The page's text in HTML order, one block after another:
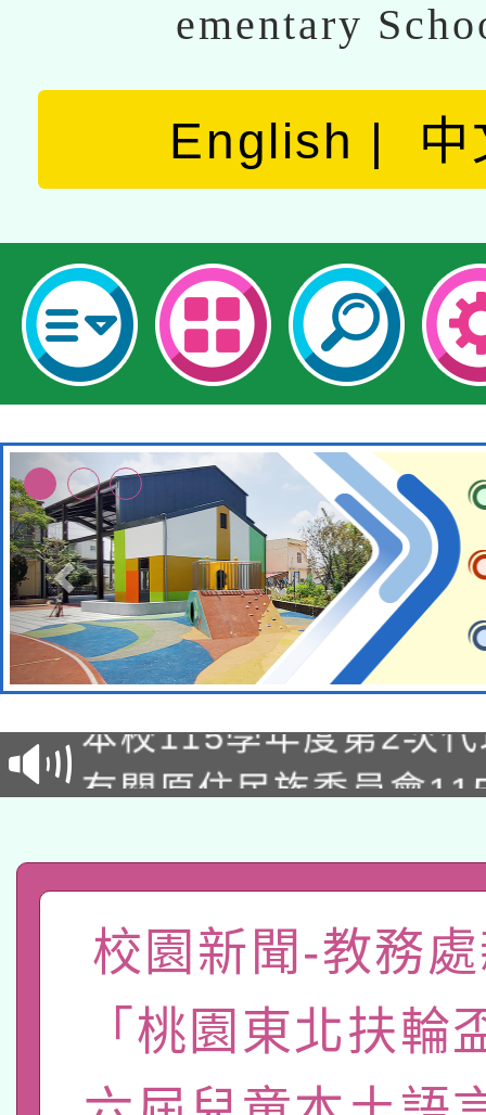
ementary
English 中
本校115學年度第1次
第3次招考甄選結果公
次招考甄選結果公告(
有關原住民族委員會
一案。
答一案
有關本府115年70歲以
人員健康講座「吃得安
心」，鼓勵退休同仁踴
案。
本校115學年度第2次
招甄選結果公告(無人
本館辦理115年度閱讀
暨閱讀推動專業研習
科技賦能─人工智慧
校園新聞-教務
「桃園東北扶輪